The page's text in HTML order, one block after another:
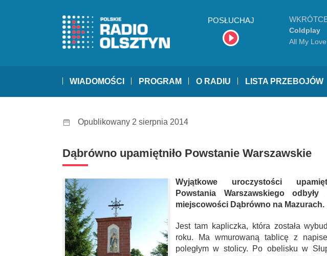
POSŁUCHAJ
Coldplay
All My Love
WIADOMOŚCI PROGRAM O RADIU LISTA PRZEBOJÓW
Opublikowany 2 sierpnia 2014
Dąbrówno upamiętniło Powstanie Warszawskie
Wyjątkowe uroczystości
Powstania Warszawskiego
miejscowości Dąbrówno na Mazurach.
Jest tam kapliczka, która została
roku. Ma wmurowaną tablicę z
poległym w stolicy. Po obelisku w